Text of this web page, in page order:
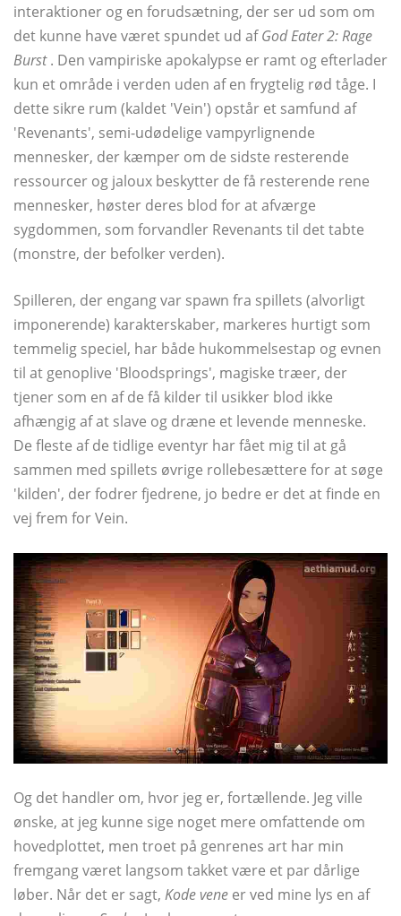
interaktioner og en forudsætning, der ser ud som om
det kunne have været spundet ud afGod Eater 2: Rage
Burst. Den vampiriske apokalypse er ramt og efterlader
kun et område i verden uden af ​​en frygtelig rød tåge. I
dette sikre rum (kaldet 'Vein') opstår et samfund af
'Revenants', semi-udødelige vampyrlignende
mennesker, der kæmper om de sidste resterende
ressourcer og jaloux beskytter de få resterende rene
mennesker, høster deres blod for at afværge
sygdommen, som forvandler Revenants til det tabte
(monstre, der befolker verden).
Spilleren, der engang var spawn fra spillets (alvorligt
imponerende) karakterskaber, markeres hurtigt som
temmelig speciel, har både hukommelsestap og evnen
til at genoplive 'Bloodsprings', magiske træer, der
tjener som en af ​​de få kilder til usikker blod ikke
afhængig af at slave og dræne et levende menneske.
De fleste af de tidlige eventyr har fået mig til at gå
sammen med spillets øvrige rollebesættere for at søge
'kilden', der fodrer fjedrene, jo bedre er det at finde en
vej frem for Vein.
Og det handler om, hvor jeg er, fortællende. Jeg ville
ønske, at jeg kunne sige noget mere omfattende om
hovedplottet, men troet på genrenes art har min
fremgang været langsom takket være et par dårlige
løber. Når det er sagt, Kode vene er ved mine lys en af ​​